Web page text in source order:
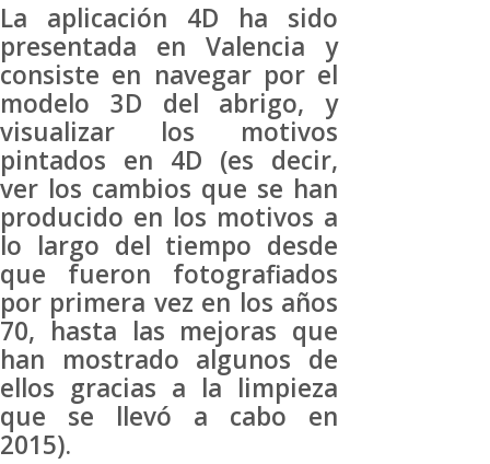
La aplicación 4D ha sido
presentada en Valencia y
consiste en navegar por el
modelo 3D del abrigo, y
visualizar los motivos
pintados en 4D (es decir,
ver los cambios que se han
producido en los motivos a
lo largo del tiempo desde
que fueron fotografiados
por primera vez en los años
70, hasta las mejoras que
han mostrado algunos de
ellos gracias a la limpieza
que se llevó a cabo en
2015).